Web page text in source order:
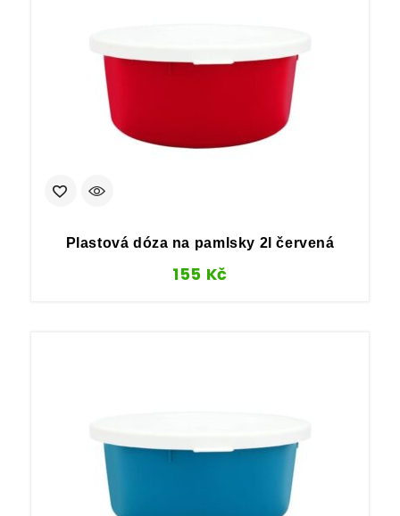
Plastová dóza na pamlsky 2l červená
155 Kč